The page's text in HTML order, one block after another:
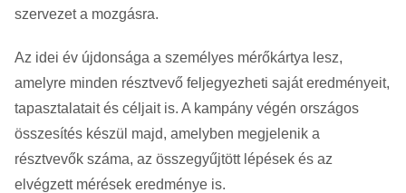
szervezet a mozgásra.
Az idei év újdonsága a személyes mérőkártya lesz,
amelyre minden résztvevő feljegyezheti saját eredményeit,
tapasztalatait és céljait is. A kampány végén országos
összesítés készül majd, amelyben megjelenik a
résztvevők száma, az összegyűjtött lépések és az
elvégzett mérések eredménye is.